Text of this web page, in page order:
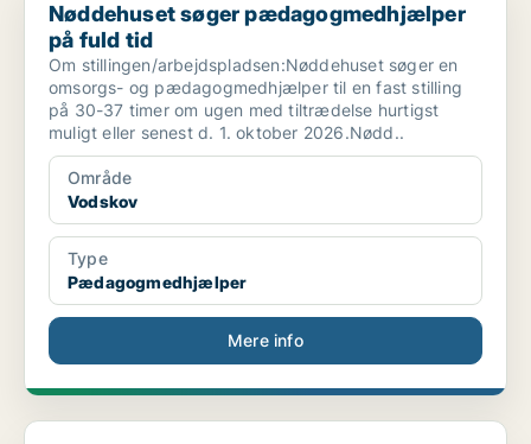
Nøddehuset søger pædagogmedhjælper
på fuld tid
Om stillingen/arbejdspladsen:Nøddehuset søger en
omsorgs- og pædagogmedhjælper til en fast stilling
på 30-37 timer om ugen med tiltrædelse hurtigst
muligt eller senest d. 1. oktober 2026.Nødd..
Område
Vodskov
Type
Pædagogmedhjælper
Mere info
Øvrige i Nordjylland